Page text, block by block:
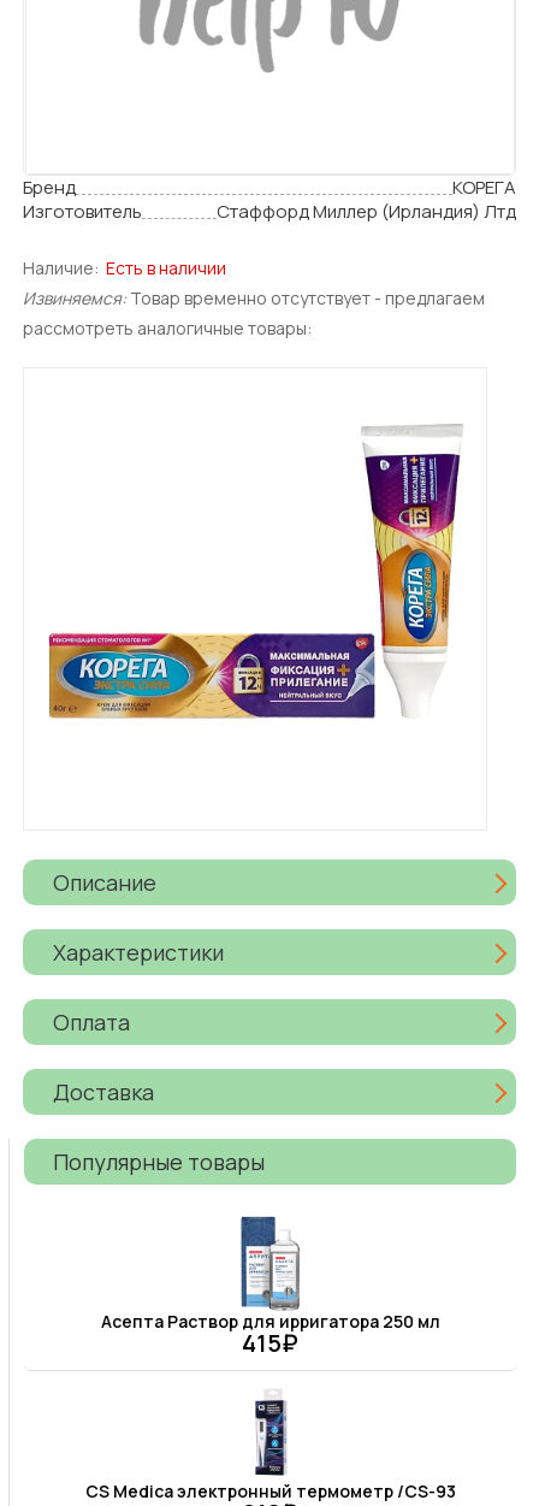
Бренд
КОРЕГА
Изготовитель
Стаффорд Миллер (Ирландия) Лтд
Наличие: Есть в наличии
Извиняемся: Товар временно отсутствует - предлагаем
рассмотреть аналогичные товары:
Описание
Характеристики
Оплата
Доставка
Популярные товары
Асепта Раствор для ирригатора 250 мл
415₽
CS Medica электронный термометр /CS-93